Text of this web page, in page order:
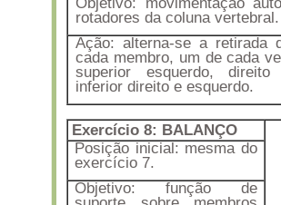
rotadores da coluna vertebral.
Ação: alterna-se a retirada
cada membro, um de cada
superior esquerdo,
inferior direito e esquerdo.
Exercício 8: BALANÇO
Posição inicial: mesma do
exercício 7.
Objetivo: função de